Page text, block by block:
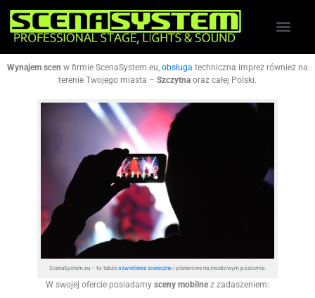
Wynajem scen w firmie ScenaSystem.eu, obsługa techniczna imprez również na
terenie Twojego miasta – Szczytna oraz całej Polski.
ScenaSystem.eu – to także oświetlenie scenicznei plenerowe na światowym poziomie.
W swojej ofercie posiadamy sceny mobilne z zadaszeniem: